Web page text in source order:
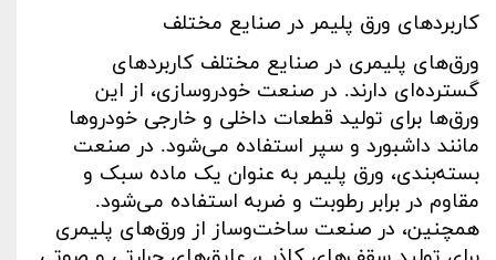
کاربردهای ورق پلیمر در صنایع مختلف
ورق‌های پلیمری در صنایع مختلف کاربردهای
گسترده‌ای دارند. در صنعت خودروسازی، از این
ورق‌ها برای تولید قطعات داخلی و خارجی خودروها
مانند داشبورد و سپر استفاده می‌شود. در صنعت
بسته‌بندی، ورق پلیمر به عنوان یک ماده سبک و
مقاوم در برابر رطوبت و ضربه استفاده می‌شود.
همچنین، در صنعت ساخت‌وساز از ورق‌های پلیمری